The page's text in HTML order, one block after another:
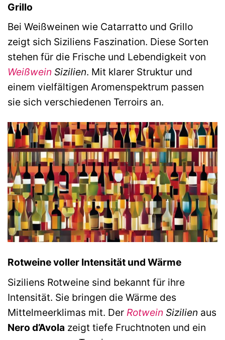
Grillo
Bei Weißweinen wie Catarratto und Grillo
zeigt sich Siziliens Faszination. Diese Sorten
stehen für die Frische und Lebendigkeit von
Weißwein Sizilien. Mit klarer Struktur und
einem vielfältigen Aromenspektrum passen
sie sich verschiedenen Terroirs an.
Rotweine voller Intensität und Wärme
Siziliens Rotweine sind bekannt für ihre
Intensität. Sie bringen die Wärme des
Mittelmeerklimas mit. Der Rotwein Sizilien aus
Nero d’Avola zeigt tiefe Fruchtnoten und ein